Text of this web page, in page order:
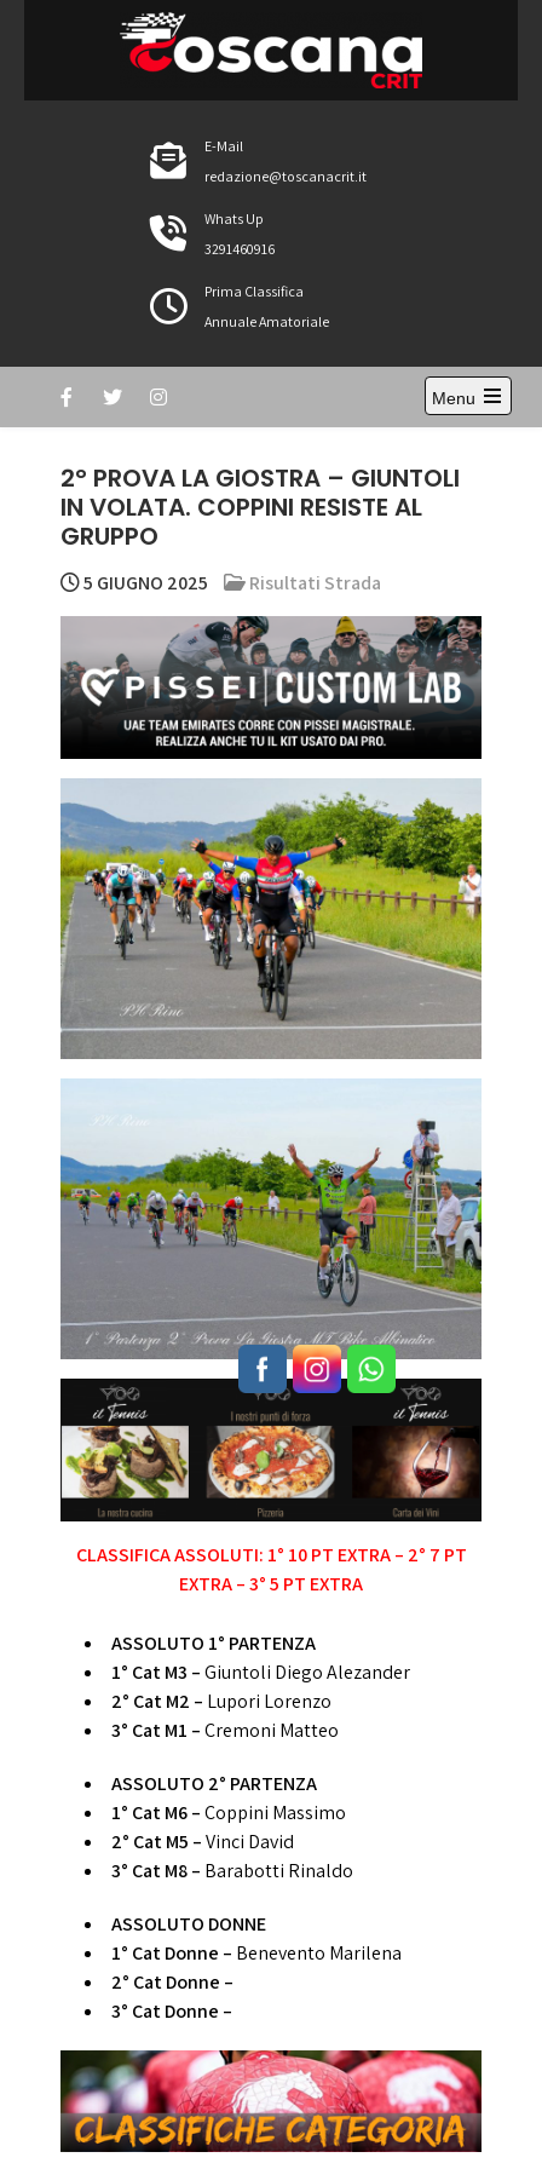
ToscanaCRIT
RIDE4WIN
E-Mail
redazione@toscanacrit.it
Whats Up
3291460916
Prima Classifica
Annuale Amatoriale
Menu
Open
2° PROVA LA GIOSTRA – GIUNTOLI
IN VOLATA. COPPINI RESISTE AL
GRUPPO
5 GIUGNO 2025 Risultati Strada
CLASSIFICA ASSOLUTI: 1° 10 PT EXTRA – 2° 7 PT
EXTRA – 3° 5 PT EXTRA
ASSOLUTO 1° PARTENZA
1° Cat M3 –Giuntoli Diego Alezander
2° Cat M2 – Lupori Lorenzo
3° Cat M1 –Cremoni Matteo
ASSOLUTO 2° PARTENZA
1° Cat M6 –Coppini Massimo
2° Cat M5 –Vinci David
3° Cat M8 – Barabotti Rinaldo
ASSOLUTO DONNE
1° Cat Donne – Benevento Marilena
2° Cat Donne –
3° Cat Donne –